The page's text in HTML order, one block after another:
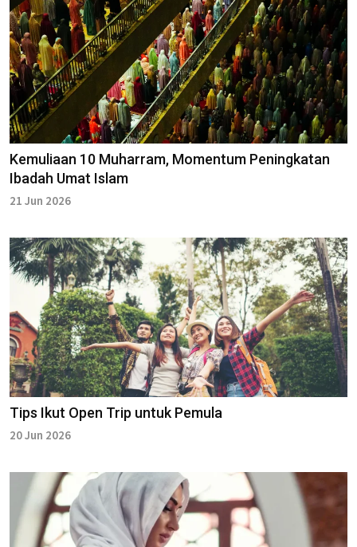
Kemuliaan 10 Muharram, Momentum Peningkatan
Ibadah Umat Islam
21 Jun 2026
Tips Ikut Open Trip untuk Pemula
20 Jun 2026